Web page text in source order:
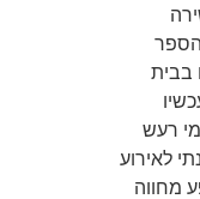
שירה
הספר
בבית
רעש
לאירוע
מחווה